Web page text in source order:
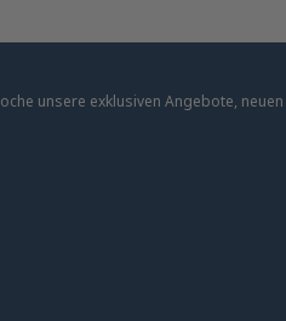
unsere exklusiven Angebote,